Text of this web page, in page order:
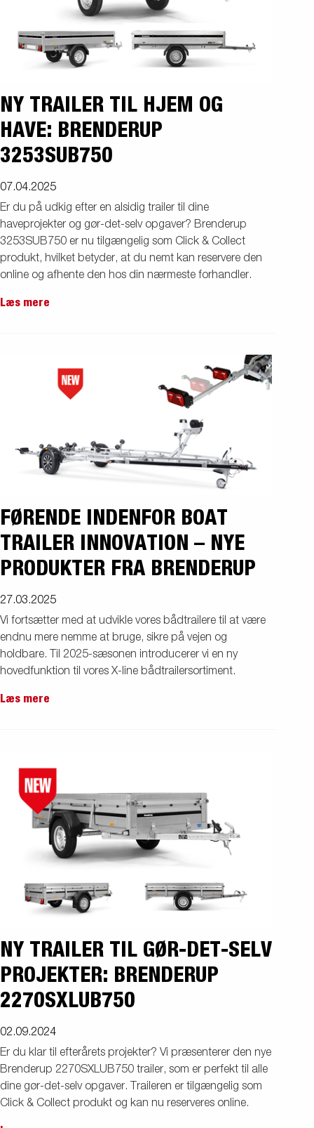
NY TRAILER TIL HJEM OG
HAVE: BRENDERUP
3253SUB750
07.04.2025
Er du på udkig efter en alsidig trailer til dine
haveprojekter og gør-det-selv opgaver? Brenderup
3253SUB750 er nu tilgængelig som Click & Collect
produkt, hvilket betyder, at du nemt kan reservere den
online og afhente den hos din nærmeste forhandler.
Læs mere
FØRENDE INDENFOR BOAT
TRAILER INNOVATION – NYE
PRODUKTER FRA BRENDERUP
27.03.2025
Vi fortsætter med at udvikle vores bådtrailere til at være
endnu mere nemme at bruge, sikre på vejen og
holdbare. Til 2025-sæsonen introducerer vi en ny
hovedfunktion til vores X-line bådtrailersortiment.
Læs mere
NY TRAILER TIL GØR-DET-SELV
PROJEKTER: BRENDERUP
2270SXLUB750
02.09.2024
Er du klar til efterårets projekter? Vi præsenterer den nye
Brenderup 2270SXLUB750 trailer, som er perfekt til alle
dine gør-det-selv opgaver. Traileren er tilgængelig som
Click & Collect produkt og kan nu reserveres online.